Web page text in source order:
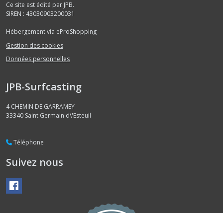
Ce site est édité par JPB.
SIREN : 43030903200031
Hébergement via eProShopping
Gestion des cookies
Données personnelles
JPB-Surfcasting
4 CHEMIN DE GARRAMEY
33340 Saint Germain d\'Esteuil
Téléphone
Suivez nous